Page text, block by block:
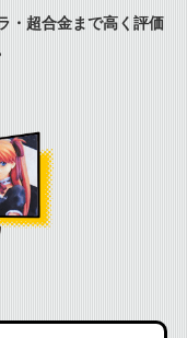
・超合金まで高く評価